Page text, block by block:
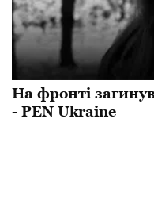
На фронті
- PEN Ukraine